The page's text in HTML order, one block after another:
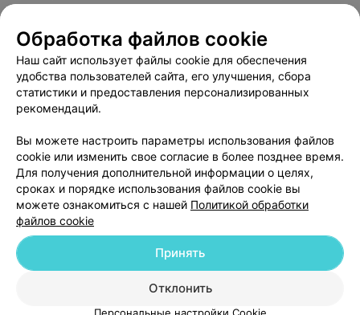
Пользовательское соглашение
Способы оплаты
Вакансии
Партнеры
Написать руководителю 103.by
Обработка персональных данных
© 2026 ООО «Артокс Лаб», УНП 191700409
| 220012, Республика Беларусь,
Служба поддержки +375 291212755
Обработка файлов cookie
Наш сайт использует файлы cookie для обеспечения
удобства пользователей сайта, его улучшения, сбора
статистики и предоставления персонализированных
рекомендаций.
Вы можете настроить параметры использования файлов
cookie или изменить свое согласие в более позднее время.
Для получения дополнительной информации о целях,
сроках и порядке использования файлов cookie вы
можете ознакомиться с нашей Политикой обработки
файлов cookie
Отклонить
Принять